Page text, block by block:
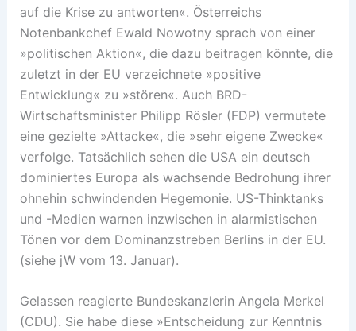
auf die Krise zu antworten«. Österreichs
Notenbankchef Ewald Nowotny sprach von einer
»politischen Aktion«, die dazu beitragen könnte, die
zuletzt in der EU verzeichnete »positive
Entwicklung« zu »stören«. Auch BRD-
Wirtschaftsminister Philipp Rösler (FDP) vermutete
eine gezielte »Attacke«, die »sehr eigene Zwecke«
verfolge. Tatsächlich sehen die USA ein deutsch
dominiertes Europa als wachsende Bedrohung ihrer
ohnehin schwindenden Hegemonie. US-Thinktanks
und -Medien warnen inzwischen in alarmistischen
Tönen vor dem Dominanzstreben Berlins in der EU.
(siehe jW vom 13. Januar).
Gelassen reagierte Bundeskanzlerin Angela Merkel
(CDU). Sie habe diese »Entscheidung zur Kenntnis